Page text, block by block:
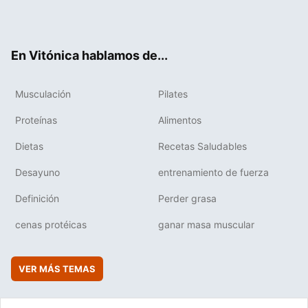
En Vitónica hablamos de...
Musculación Pilates
Proteínas Alimentos
Dietas Recetas Saludables
Desayuno entrenamiento de fuerza
Definición Perder grasa
cenas protéicas ganar masa muscular
VER MÁS TEMAS